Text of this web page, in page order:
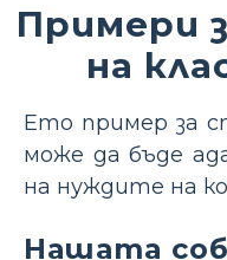
Примери
на
Ето пример за
може да бъде
на нуждите на
Нашата